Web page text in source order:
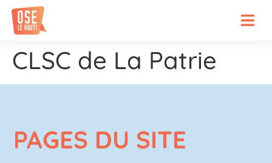
CLSC de La Patrie
PAGES DU SITE